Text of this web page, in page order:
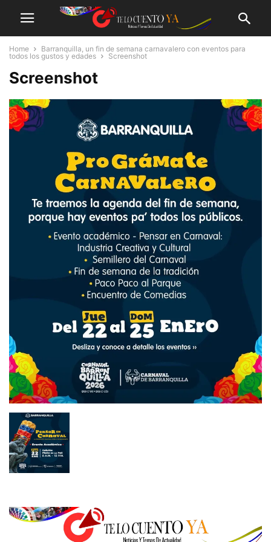
Home
Barranquilla, un fin de semana carnavalero con eventos para
todos los gustos y edades
Screenshot
Screenshot